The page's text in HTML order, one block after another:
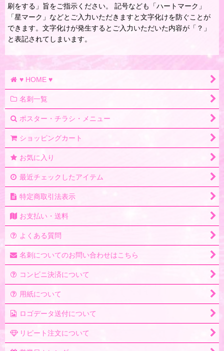
刷をする」旨をご指示ください。 記号なども「ハートマーク」
「星マーク」などとご入力いただきますと文字化けを防ぐことが
できます。文字化けが発生するとご入力いただいた内容が「？」
と表記されてしまいます。
♥ HOME ♥
名刺一覧
ポスター・チラシ・メニュー
ショッピングカート
お気に入り
最近チェックしたアイテム
特定商取引法表示
お支払い・送料
よくある質問
名刺についてのお問い合わせはこちら
コンビニ決済について
用紙について
ロゴデータ送付について
リピート注文について